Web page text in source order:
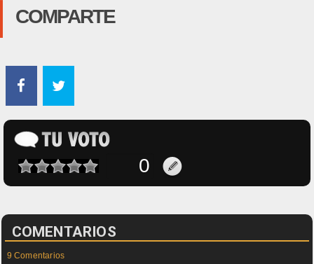
COMPARTE
COMENTARIOS
9 Comentarios